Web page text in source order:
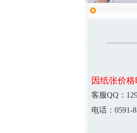
因纸张价
客服QQ：
电话：